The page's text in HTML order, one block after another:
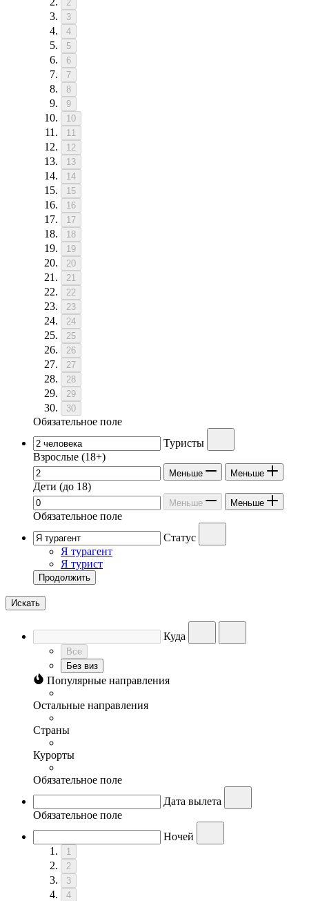
2
3
4
5
6
7
8
9
10
11
12
13
14
15
16
17
18
19
20
21
22
23
24
25
26
27
28
29
30
Обязательное поле
Туристы
Взрослые (18+)
Меньше Меньше
Дети (до 18)
Меньше Меньше
Обязательное поле
Статус
Я турагент
Я турист
Продолжить
Искать
Куда
Все
Без виз
Популярные направления
Остальные направления
Страны
Курорты
Обязательное поле
Дата вылета
Обязательное поле
Ночей
1
2
3
4